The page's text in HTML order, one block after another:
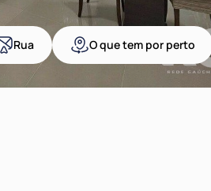
Rua O que tem por perto